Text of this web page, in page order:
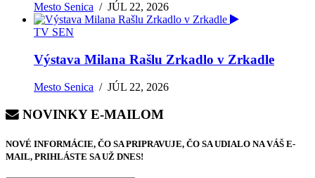
Mesto Senica /JÚL 22, 2026
TV SEN
Výstava Milana Rašlu Zrkadlo v Zrkadle
Mesto Senica /JÚL 22, 2026
NOVINKY E-MAILOM
NOVÉ INFORMÁCIE, ČO SA PRIPRAVUJE, ČO SA UDIALO NA VÁŠ E-
MAIL, PRIHLÁSTE SA UŽ DNES!